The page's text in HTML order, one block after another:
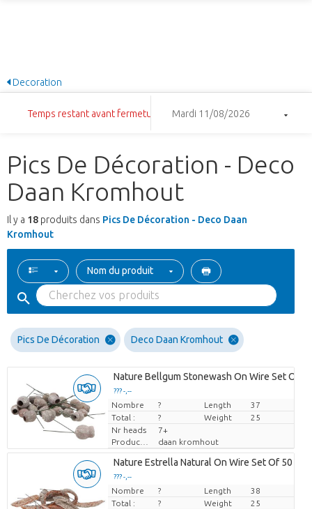
Decoration
Temps restant avant fermeture: 13:31:56Mardi 11/08/2026
Pics De Décoration - Deco
Daan Kromhout
Il y a 18 produits dans Pics De Décoration - Deco Daan
Kromhout
Nom du produit
Pics De Décoration Deco Daan Kromhout
Nature Bellgum Stonewash On Wire Set Of
??? -,--
Prix par pièce
Nombre ? Length
37
Total :
? Weight
25
Nr heads
7+
Producteur
daan kromhout
Nature Estrella Natural On Wire Set Of 50
??? -,--
Prix par pièce
Nombre ? Length
38
Total :
? Weight
25